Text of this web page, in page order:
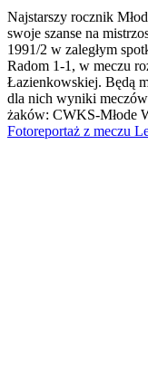
Najstarszy rocznik
swoje szanse na
1991/2 w zaległym
Radom 1-1, w meczu
Łazienkowskiej. Będą
dla nich wyniki
żaków: CWKS-Młode
Fotoreportaż z meczu